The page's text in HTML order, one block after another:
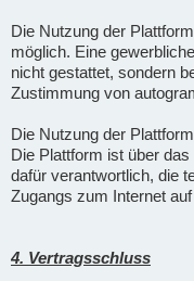
Die Nutzung der
möglich. Eine
nicht gestattet, sondern
Zustimmung von
Die Nutzung der
Die Plattform ist über
dafür verantwortlich, die
Zugangs zum Internet
4. Vertragsschluss